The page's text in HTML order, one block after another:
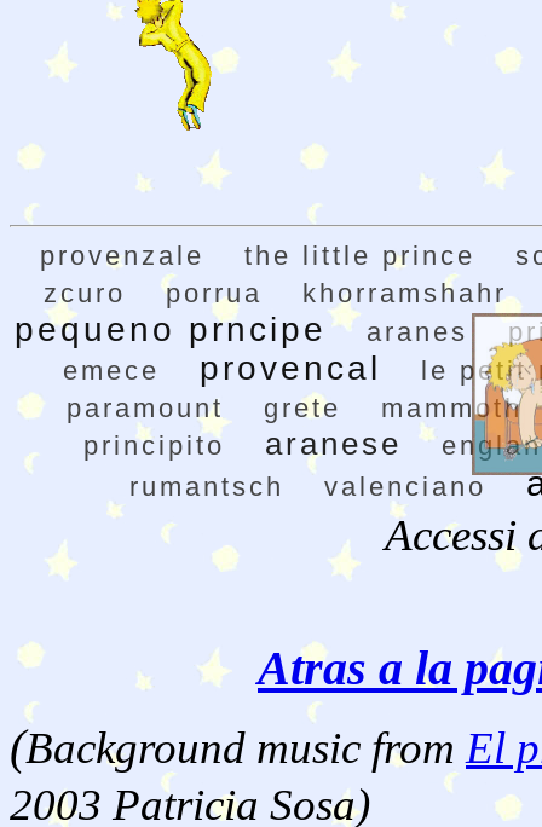
provenzale the little prince
zcuro
porrua khorramshahr
pequeno prncipe aranes
emece
provencal
le petit
paramount
grete
mammoth
principito
aranese
rumantsch
valenciano
Accessi
Atras a la
(Background music from El
2003 Patricia Sosa)